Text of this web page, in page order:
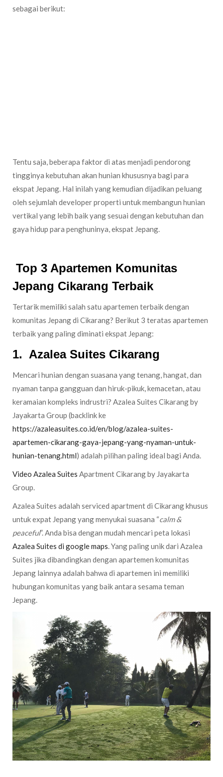
sebagai berikut:
Tentu saja, beberapa faktor di atas menjadi pendorong
tingginya kebutuhan akan hunian khususnya bagi para
ekspat Jepang. Hal inilah yang kemudian dijadikan peluang
oleh sejumlah developer properti untuk membangun hunian
vertikal yang lebih baik yang sesuai dengan kebutuhan dan
gaya hidup para penghuninya, ekspat Jepang.
Top 3 Apartemen Komunitas
Jepang Cikarang Terbaik
Tertarik memiliki salah satu apartemen terbaik dengan
komunitas Jepang di Cikarang? Berikut 3 teratas apartemen
terbaik yang paling diminati ekspat Jepang:
1. Azalea Suites Cikarang
Mencari hunian dengan suasana yang tenang, hangat, dan
nyaman tanpa gangguan dan hiruk-pikuk, kemacetan, atau
keramaian kompleks indrustri? Azalea Suites Cikarang by
Jayakarta Group (backlink ke
https://azaleasuites.co.id/en/blog/azalea-suites-
apartemen-cikarang-gaya-jepang-yang-nyaman-untuk-
hunian-tenang.html) adalah pilihan paling ideal bagi Anda.
Video Azalea Suites Apartment Cikarang by Jayakarta
Group.
Azalea Suites adalah serviced apartment di Cikarang khusus
untuk expat Jepang yang menyukai suasana “calm &
peaceful”. Anda bisa dengan mudah mencari peta lokasi
Azalea Suites di google maps. Yang paling unik dari Azalea
Suites jika dibandingkan dengan apartemen komunitas
Jepang lainnya adalah bahwa di apartemen ini memiliki
hubungan komunitas yang baik antara sesama teman
Jepang.